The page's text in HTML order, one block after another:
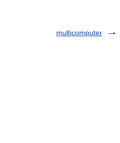
multicomputer